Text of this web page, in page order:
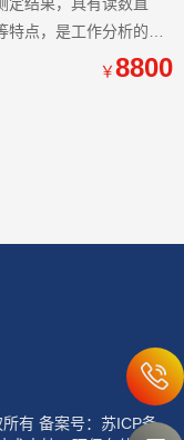
点，是工作分析的理
医疗卫生、教学科研等
￥8800
有 备案号：苏ICP备